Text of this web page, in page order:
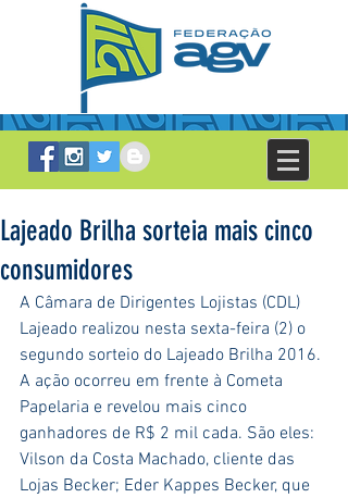
Lajeado Brilha sorteia mais cinco
consumidores
A Câmara de Dirigentes Lojistas (CDL)
Lajeado realizou nesta sexta-feira (2) o
segundo sorteio do Lajeado Brilha 2016.
A ação ocorreu em frente à Cometa
Papelaria e revelou mais cinco
ganhadores de R$ 2 mil cada. São eles:
Vilson da Costa Machado, cliente das
Lojas Becker; Eder Kappes Becker, que